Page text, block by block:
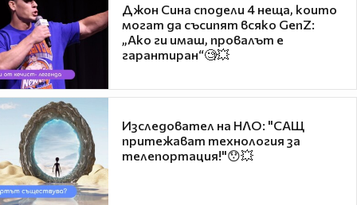
Джон Сина сподели 4 неща, които
могат да съсипят всяко GenZ:
„Ако ги имаш, провалът е
гарантиран“🧐💥
Изследовател на НЛО: "САЩ
притежават технология за
телепортация!"😯💥